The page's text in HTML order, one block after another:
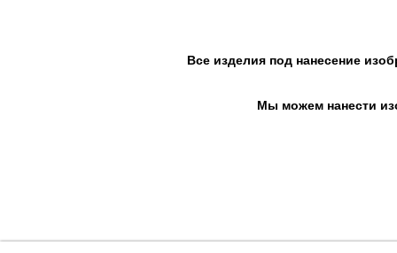
Все изделия под нанесение
Мы можем нанести